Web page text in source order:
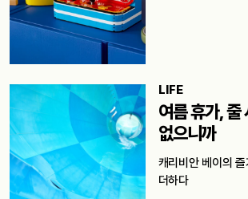
LIFE
여름 휴가, 줄
없으니까
캐리비안 베이의
더하다